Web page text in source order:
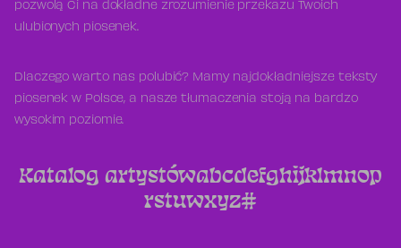
pozwolą Ci na dokładne zrozumienie przekazu Twoich
ulubionych piosenek.
Dlaczego warto nas polubić? Mamy najdokładniejsze teksty
piosenek w Polsce, a nasze tłumaczenia stoją na bardzo
wysokim poziomie.
Katalog artystówabcdefghijklmnop
rstuwxyz#